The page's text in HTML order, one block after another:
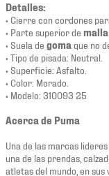
Detalles:
• Cierre con cordones
• Parte superior de malla
• Suela de goma que no
• Tipo de pisada: Neutral.
• Superficie: Asfalto.
• Color: Morado.
• Modelo: 310093 25
Acerca de Puma
Una de las marcas
una de las prendas,
atletas del mundo, en sus